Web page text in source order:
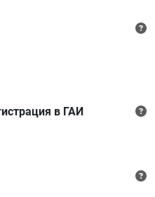
в ГАИ